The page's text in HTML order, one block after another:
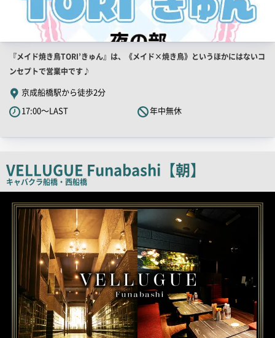
店
舗
PR
キ
ャ
ピ
ー
『メイド焼き鳥TORI’きゅん』は、《メイド×焼き鳥》というほかにはないコ
ンセプトで営業中です♪
京成船橋駅から徒歩2分
17:00～LAST
年中無休
VELLUGUE Funabashi【朝】
キャバクラ船橋・西船橋
店